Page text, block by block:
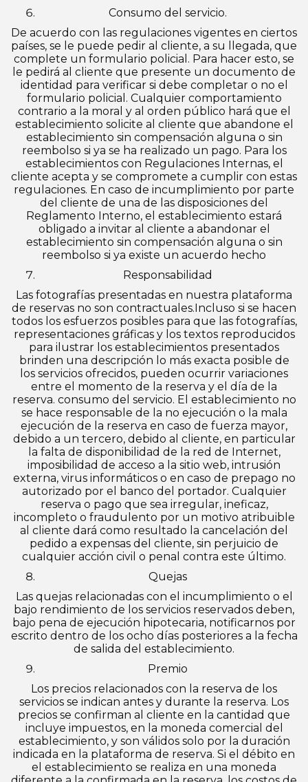
Consumo del servicio.
De acuerdo con las regulaciones vigentes en ciertos
países, se le puede pedir al cliente, a su llegada, que
complete un formulario policial. Para hacer esto, se
le pedirá al cliente que presente un documento de
identidad para verificar si debe completar o no el
formulario policial. Cualquier comportamiento
contrario a la moral y al orden público hará que el
establecimiento solicite al cliente que abandone el
establecimiento sin compensación alguna o sin
reembolso si ya se ha realizado un pago. Para los
establecimientos con Regulaciones Internas, el
cliente acepta y se compromete a cumplir con estas
regulaciones. En caso de incumplimiento por parte
del cliente de una de las disposiciones del
Reglamento Interno, el establecimiento estará
obligado a invitar al cliente a abandonar el
establecimiento sin compensación alguna o sin
reembolso si ya existe un acuerdo hecho
Responsabilidad
Las fotografías presentadas en nuestra plataforma
de reservas no son contractuales.Incluso si se hacen
todos los esfuerzos posibles para que las fotografías,
representaciones gráficas y los textos reproducidos
para ilustrar los establecimientos presentados
brinden una descripción lo más exacta posible de
los servicios ofrecidos, pueden ocurrir variaciones
entre el momento de la reserva y el día de la
reserva. consumo del servicio. El establecimiento no
se hace responsable de la no ejecución o la mala
ejecución de la reserva en caso de fuerza mayor,
debido a un tercero, debido al cliente, en particular
la falta de disponibilidad de la red de Internet,
imposibilidad de acceso a la sitio web, intrusión
externa, virus informáticos o en caso de prepago no
autorizado por el banco del portador. Cualquier
reserva o pago que sea irregular, ineficaz,
incompleto o fraudulento por un motivo atribuible
al cliente dará como resultado la cancelación del
pedido a expensas del cliente, sin perjuicio de
cualquier acción civil o penal contra este último.
Quejas
Las quejas relacionadas con el incumplimiento o el
bajo rendimiento de los servicios reservados deben,
bajo pena de ejecución hipotecaria, notificarnos por
escrito dentro de los ocho días posteriores a la fecha
de salida del establecimiento.
Premio
Los precios relacionados con la reserva de los
servicios se indican antes y durante la reserva. Los
precios se confirman al cliente en la cantidad que
incluye impuestos, en la moneda comercial del
establecimiento, y son válidos solo por la duración
indicada en la plataforma de reserva. Si el débito en
el establecimiento se realiza en una moneda